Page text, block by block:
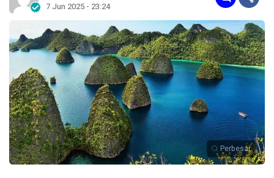
7 Jun 2025 - 23:24
Perbesar